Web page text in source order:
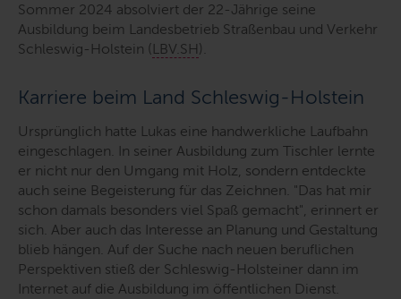
Sommer 2024 absolviert der 22-Jährige seine
Ausbildung beim Landesbetrieb Straßenbau und Verkehr
Schleswig-Holstein (LBV.SH).
Karriere beim Land Schleswig-Holstein
Ursprünglich hatte Lukas eine handwerkliche Laufbahn
eingeschlagen. In seiner Ausbildung zum Tischler lernte
er nicht nur den Umgang mit Holz, sondern entdeckte
auch seine Begeisterung für das Zeichnen. "Das hat mir
schon damals besonders viel Spaß gemacht", erinnert er
sich. Aber auch das Interesse an Planung und Gestaltung
blieb hängen. Auf der Suche nach neuen beruflichen
Perspektiven stieß der Schleswig-Holsteiner dann im
Internet auf die Ausbildung im öffentlichen Dienst.